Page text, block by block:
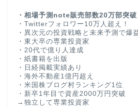
・相場予測note販売部数20万部突破
・Twitterフォロワー10万人超え！
・異次元の投資戦略と未来予測で爆
・東大卒の専業投資家
・20代で億り人達成
・紙書籍を出版
・日経掲載実績あり
・海外不動産1億円超え
・米国株ブログ村ランキング1位
・新卒1年目で資産2000万円突破
→独立して専業投資家